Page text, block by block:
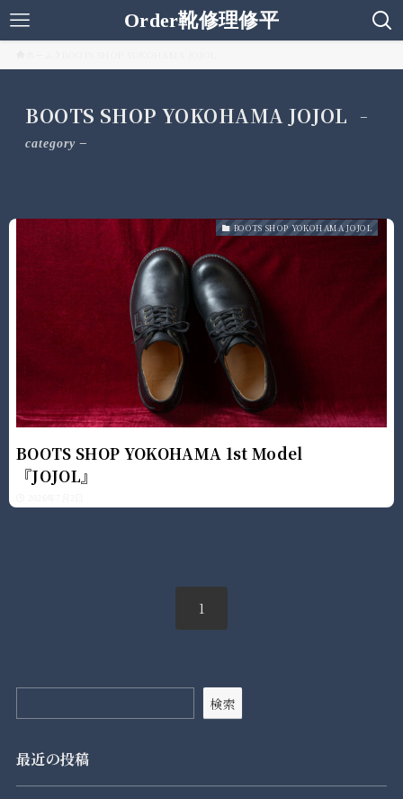
Order靴修理修平
BOOTS SHOP YOKOHAMA JOJOL
–
category –
BOOTS SHOP YOKOHAMA JOJOL
BOOTS SHOP YOKOHAMA 1st Model
『JOJOL』
1
検索
最近の投稿